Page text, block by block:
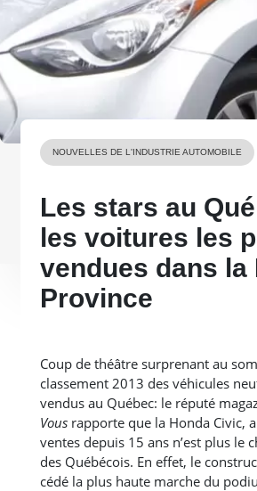
NOUVELLES DE L'INDUSTRIE AUTOMOBILE
Les stars au
les voitures les
vendues dans la
Province
Coup de théâtre surprenant au
classement 2013 des véhicules
vendus au Québec: le réputé
Vous rapporte que la Honda Civic,
ventes depuis 15 ans n’est plus le
des Québécois. En effet, le
cédé la plus haute marche du